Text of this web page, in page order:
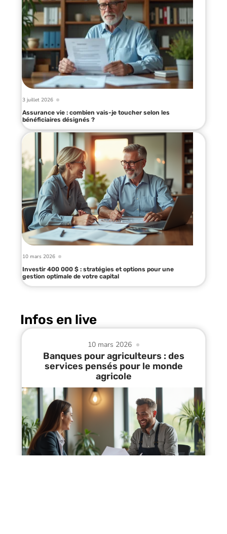
3 juillet 2026
Assurance vie : combien vais-je toucher selon les
bénéficiaires désignés ?
10 mars 2026
Investir 400 000 $ : stratégies et options pour une
gestion optimale de votre capital
Infos en live
10 mars 2026
Banques pour agriculteurs : des
services pensés pour le monde
agricole